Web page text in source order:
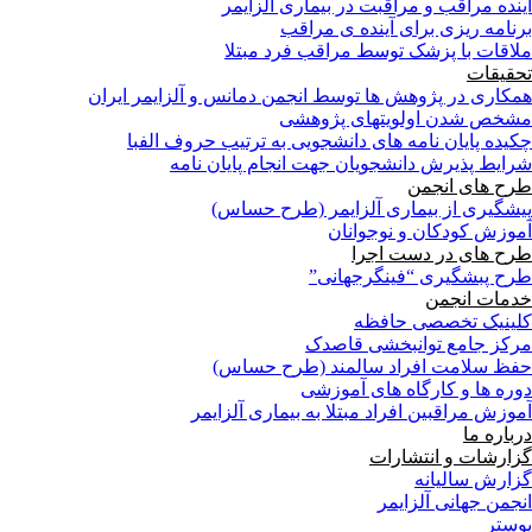
آینده مراقب و مراقبت در بیماری آلزایمر
برنامه ریزی برای آینده ی مراقب
ملاقات با پزشک توسط مراقب فرد مبتلا
تحقیقات
همکاری در پژوهش ها توسط انجمن دمانس و آلزایمر ایران
مشخص شدن اولویتهای پژوهشی
چکیده پایان نامه های دانشجویی به ترتیب حروف الفبا
شرایط پذیرش دانشجویان جهت انجام پایان نامه
طرح های انجمن
پیشگیری از بیماری آلزایمر (طرح حساس)
آموزش کودکان و نوجوانان
طرح های در دست اجرا
طرح پبشگیری “فینگرجهانی”
خدمات انجمن
کلینیک تخصصی حافظه
مرکز جامع توانبخشی قاصدک
حفظ سلامت افراد سالمند (طرح حساس)
دوره ها و کارگاه های آموزشی
آموزش مراقبین افراد مبتلا به بیماری آلزایمر
درباره ما
گزارشات و انتشارات
گزارش سالیانه
انجمن جهانی آلزایمر
پوستر